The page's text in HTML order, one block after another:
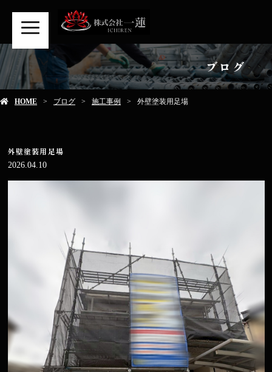
ブログ
HOME ブログ 施工事例 外壁塗装用足場
外壁塗装用足場
2026.04.10